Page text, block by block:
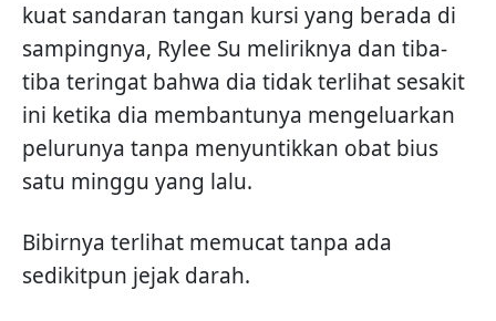
kuat sandaran tangan kursi yang berada di
sampingnya, Rylee Su meliriknya dan tiba-
tiba teringat bahwa dia tidak terlihat sesakit
ini ketika dia membantunya mengeluarkan
pelurunya tanpa menyuntikkan obat bius
satu minggu yang lalu.
Bibirnya terlihat memucat tanpa ada
sedikitpun jejak darah.